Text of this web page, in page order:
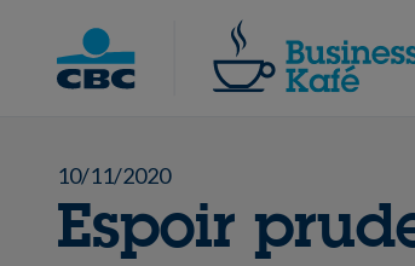
content
Chercher
10/11/2020
Espoir